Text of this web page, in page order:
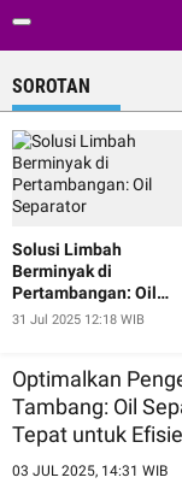
SOROTAN
Solusi Limbah
Berminyak di
Pertambangan: Oil
Separator
31 Jul 2025 12:18 WIB
Optimalkan
Tambang: Oil
Tepat untuk
03 JUL 2025, 14:31 WIB